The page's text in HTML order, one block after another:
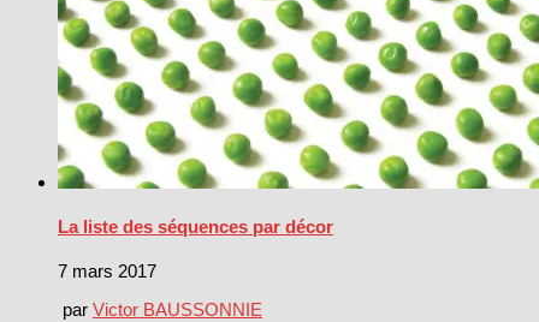
La liste des séquences par décor
7 mars 2017
par Victor BAUSSONNIE